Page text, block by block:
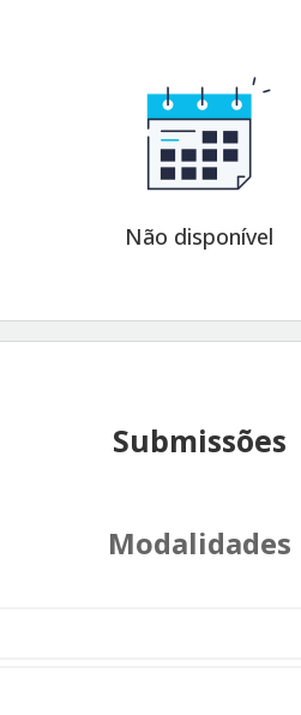
Não disponível
Submissões
Modalidades